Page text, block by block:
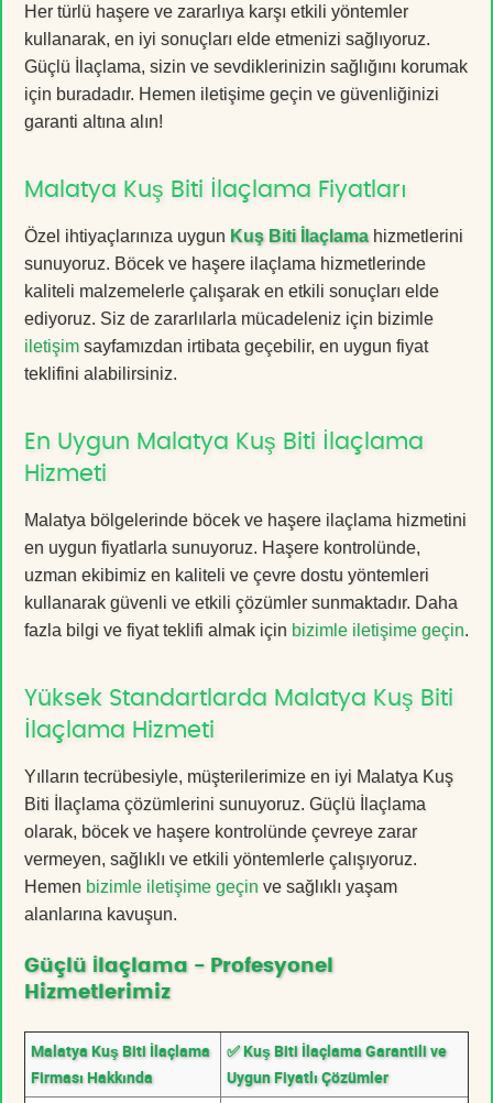
Her türlü haşere ve zararlıya karşı etkili yöntemler
kullanarak, en iyi sonuçları elde etmenizi sağlıyoruz.
Güçlü İlaçlama, sizin ve sevdiklerinizin sağlığını korumak
için buradadır. Hemen iletişime geçin ve güvenliğinizi
garanti altına alın!
Malatya Kuş Biti İlaçlama Fiyatları
Özel ihtiyaçlarınıza uygun Kuş Biti İlaçlamahizmetlerini
sunuyoruz. Böcek ve haşere ilaçlama hizmetlerinde
kaliteli malzemelerle çalışarak en etkili sonuçları elde
ediyoruz. Siz de zararlılarla mücadeleniz için bizimle
iletişim sayfamızdan irtibata geçebilir, en uygun fiyat
teklifini alabilirsiniz.
En Uygun Malatya Kuş Biti İlaçlama
Hizmeti
Malatya bölgelerinde böcek ve haşere ilaçlama hizmetini
en uygun fiyatlarla sunuyoruz. Haşere kontrolünde,
uzman ekibimiz en kaliteli ve çevre dostu yöntemleri
kullanarak güvenli ve etkili çözümler sunmaktadır. Daha
fazla bilgi ve fiyat teklifi almak için bizimle iletişime geçin.
Yüksek Standartlarda Malatya Kuş Biti
İlaçlama Hizmeti
Yılların tecrübesiyle, müşterilerimize en iyi Malatya Kuş
Biti İlaçlama çözümlerini sunuyoruz. Güçlü İlaçlama
olarak, böcek ve haşere kontrolünde çevreye zarar
vermeyen, sağlıklı ve etkili yöntemlerle çalışıyoruz.
Hemen bizimle iletişime geçin ve sağlıklı yaşam
alanlarına kavuşun.
Güçlü İlaçlama - Profesyonel
Hizmetlerimiz
Malatya Kuş Biti İlaçlama
Firması Hakkında
✅ Kuş Biti İlaçlama Garantili ve
Uygun Fiyatlı Çözümler